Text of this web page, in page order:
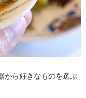
から好きなものを選ぶ